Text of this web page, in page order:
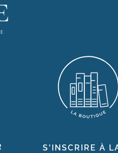
S'INSCRIRE À